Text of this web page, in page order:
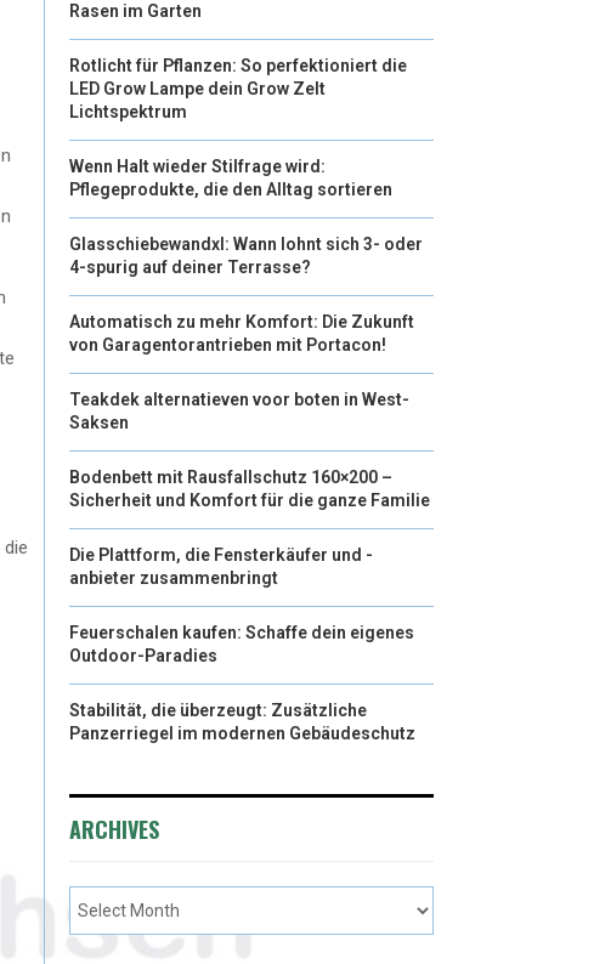
Rasen im Garten
Rotlicht für Pflanzen: So perfektioniert die
LED Grow Lampe dein Grow Zelt
Lichtspektrum
Wenn Halt wieder Stilfrage wird:
Pflegeprodukte, die den Alltag sortieren
Glasschiebewandxl: Wann lohnt sich 3- oder
4-spurig auf deiner Terrasse?
Automatisch zu mehr Komfort: Die Zukunft
von Garagentorantrieben mit Portacon!
Teakdek alternatieven voor boten in West-
Saksen
Bodenbett mit Rausfallschutz 160×200 –
Sicherheit und Komfort für die ganze Familie
Die Plattform, die Fensterkäufer und -
anbieter zusammenbringt
Feuerschalen kaufen: Schaffe dein eigenes
Outdoor-Paradies
Stabilität, die überzeugt: Zusätzliche
Panzerriegel im modernen Gebäudeschutz
ARCHIVES